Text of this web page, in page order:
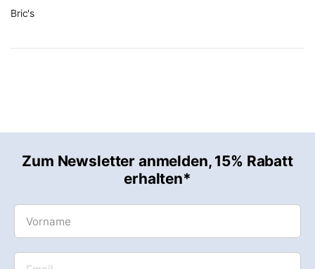
Bric's
Zum Newsletter anmelden, 15% Rabatt
erhalten*
Vorname
Email